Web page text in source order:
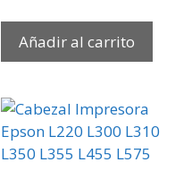
Añadir al carrito